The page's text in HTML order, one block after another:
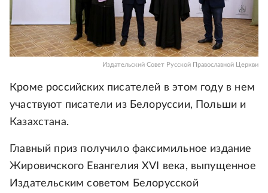
Издательский Совет Русской Православной Церкви
Кроме российских писателей в этом году в нем
участвуют писатели из Белоруссии, Польши и
Казахстана.
Главный приз получило факсимильное издание
Жировичского Евангелия XVI века, выпущенное
Издательским советом Белорусской